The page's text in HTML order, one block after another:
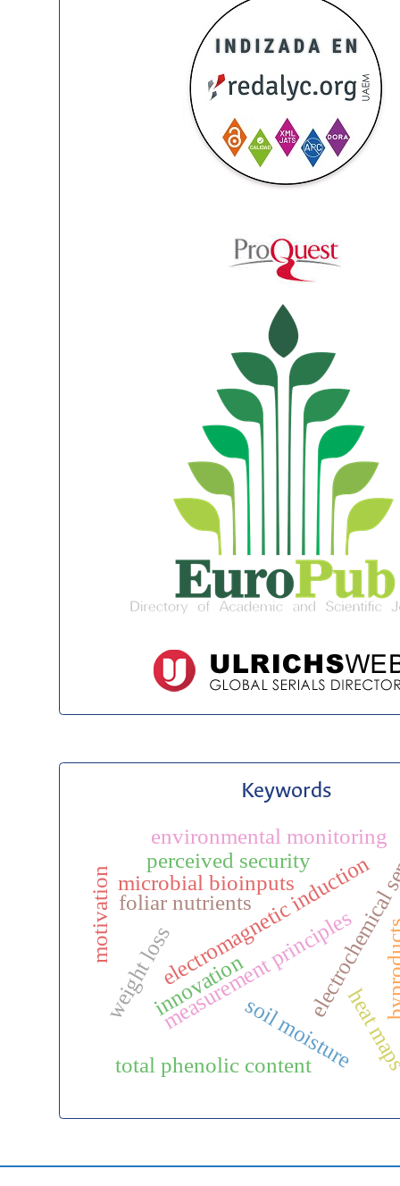
Keywords
electromagnetic induction
environmental monitoring
measurement principles
soil moisture
microbial bioinputs
weight loss
total phenolic content
innovation
motivation
perceived security
heat
foliar nutrients